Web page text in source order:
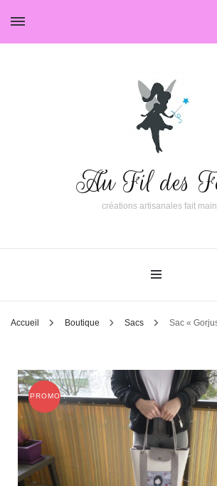
Au Fil des
créations artisanales fait main
Accueil Boutique Sacs Sac «
PROMO !